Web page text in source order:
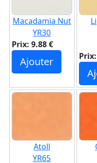
Macadamia Nut
YR30
Prix: 9.88 €
Ajouter
Atoll
YR65